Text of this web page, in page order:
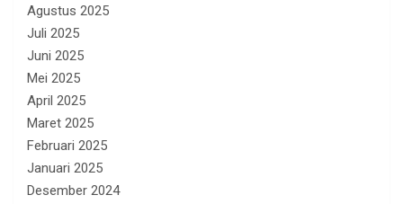
Agustus 2025
Juli 2025
Juni 2025
Mei 2025
April 2025
Maret 2025
Februari 2025
Januari 2025
Desember 2024